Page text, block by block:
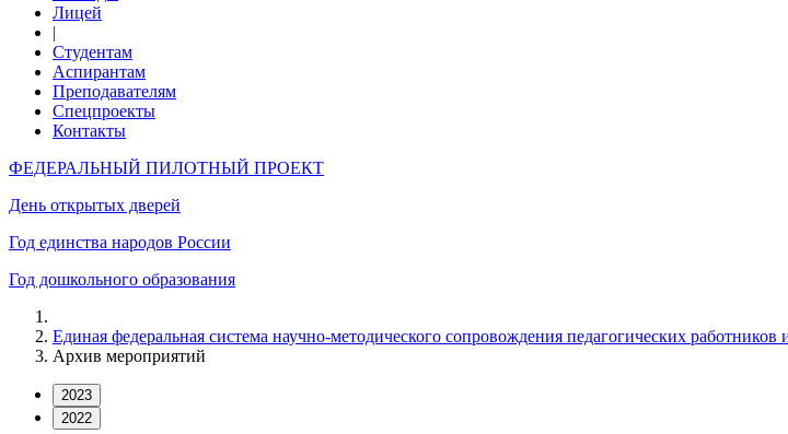
Лицей
|
Студентам
Аспирантам
Преподавателям
Спецпроекты
Контакты
ФЕДЕРАЛЬНЫЙ ПИЛОТНЫЙ ПРОЕКТ
День открытых дверей
Год единства народов России
Год дошкольного образования
Единая федеральная система научно-методического сопровождения педагогических
Архив мероприятий